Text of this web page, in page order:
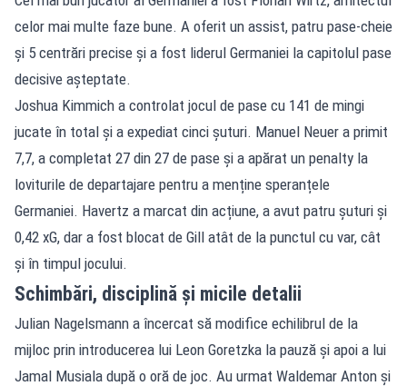
celor mai multe faze bune. A oferit un assist, patru pase-cheie
și 5 centrări precise și a fost liderul Germaniei la capitolul pase
decisive așteptate.
Joshua Kimmich a controlat jocul de pase cu 141 de mingi
jucate în total și a expediat cinci șuturi. Manuel Neuer a primit
7,7, a completat 27 din 27 de pase și a apărat un penalty la
loviturile de departajare pentru a menține speranțele
Germaniei. Havertz a marcat din acțiune, a avut patru șuturi și
0,42 xG, dar a fost blocat de Gill atât de la punctul cu var, cât
și în timpul jocului.
Schimbări, disciplină și micile detalii
Julian Nagelsmann a încercat să modifice echilibrul de la
mijloc prin introducerea lui Leon Goretzka la pauză și apoi a lui
Jamal Musiala după o oră de joc. Au urmat Waldemar Anton și